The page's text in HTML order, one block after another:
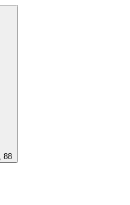
88